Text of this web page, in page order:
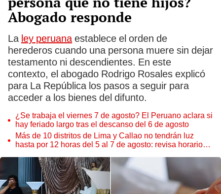
Abogado responde
La ley peruanaestablece el orden de
herederos cuando una persona muere sin dejar
testamento ni descendientes. En este
contexto, el abogado Rodrigo Rosales explicó
para La República los pasos a seguir para
acceder a los bienes del difunto.
¿Se trabaja el viernes 7 de agosto? El Peruano aclara si
hay feriado largo tras el descanso del 6 de agosto
Más de 10 distritos de Lima y Callao no tendrán luz
hasta por 12 horas del 5 al 7 de agosto: revisa horarios y